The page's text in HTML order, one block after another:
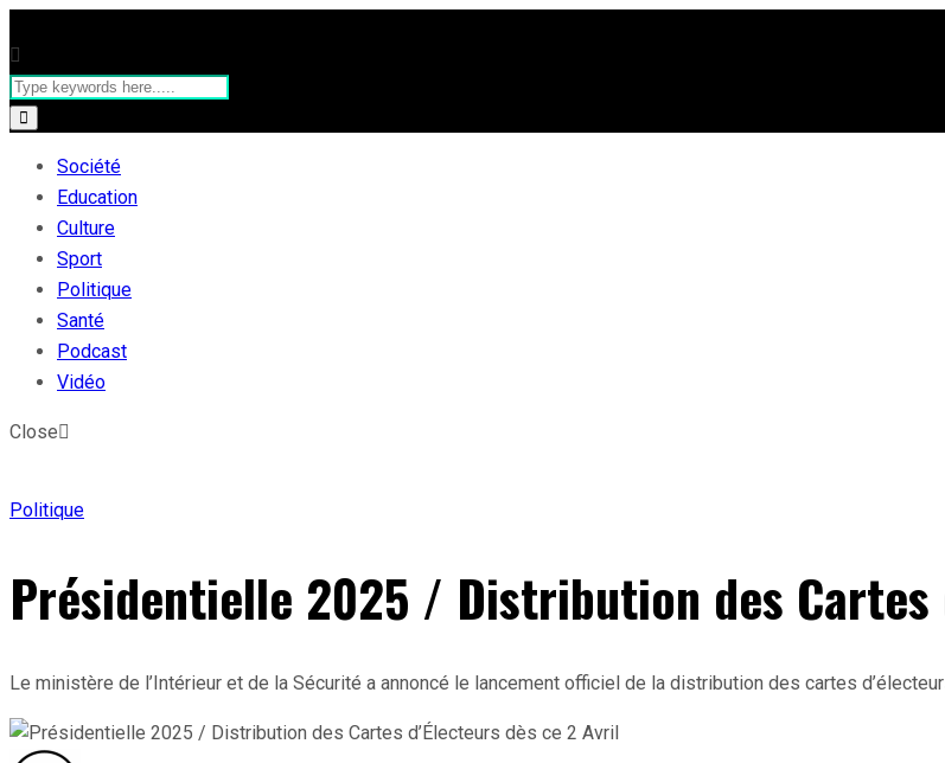
Société
Education
Culture
Sport
Politique
Santé
Podcast
Vidéo
Close
Politique
Présidentielle 2025 / Distribution des Cartes
Le ministère de l’Intérieur et de la Sécurité a annoncé le lancement officiel de la distribution des cartes